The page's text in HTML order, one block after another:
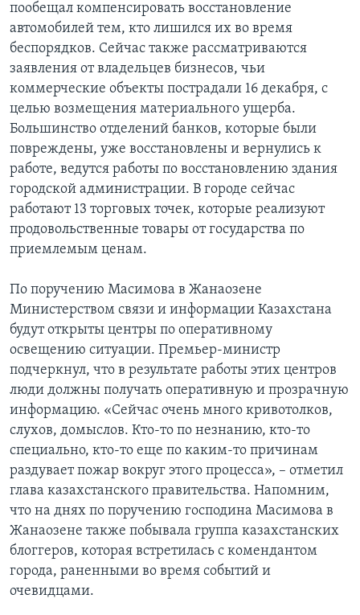
пообещал компенсировать восстановление
автомобилей тем, кто лишился их во время
беспорядков. Сейчас также рассматриваются
заявления от владельцев бизнесов, чьи
коммерческие объекты пострадали 16 декабря, с
целью возмещения материального ущерба.
Большинство отделений банков, которые были
повреждены, уже восстановлены и вернулись к
работе, ведутся работы по восстановлению здания
городской администрации. В городе сейчас
работают 13 торговых точек, которые реализуют
продовольственные товары от государства по
приемлемым ценам.
По поручению Масимова в Жанаозене
Министерством связи и информации Казахстана
будут открыты центры по оперативному
освещению ситуации. Премьер-министр
подчеркнул, что в результате работы этих центров
люди должны получать оперативную и прозрачную
информацию. «Сейчас очень много кривотолков,
слухов, домыслов. Кто-то по незнанию, кто-то
специально, кто-то еще по каким-то причинам
раздувает пожар вокруг этого процесса», – отметил
глава казахстанского правительства. Напомним,
что на днях по поручению господина Масимова в
Жанаозене также побывала группа казахстанских
блоггеров, которая встретилась с комендантом
города, раненными во время событий и
очевидцами.